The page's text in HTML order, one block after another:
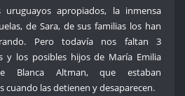
apropiados, la inmensa
de Sara, de sus familias los han
Pero todavía nos faltan 3
y los posibles hijos de María Emilia
Blanca Altman, que estaban
cuando las detienen y desaparecen.